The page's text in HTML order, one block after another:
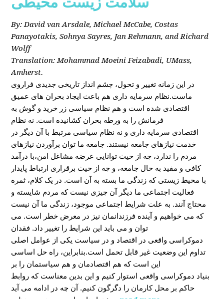
By: David van Arsdale, Michael McCabe, Costas
Panayotakis, Sohnya Sayres, Jan Rehmann, and Richard
Wolff
Translation: Mohammad Moeini Feizabadi, UMass,
Amherst.
در این زمانه تغییر و تحول، چشم انداز تاریخی جدیدی فراروی
ماست.نظام سرمایه داری هم باعث ایجاد بحران های عمیق
اقتصادی شده است و هم نظام سیاسی زر خرید و گوش به
فرمانش را به ورطه بحران کشانیده است. نه نظام
اقتصادی سرمایه داری و نه نظام سیاسی مرتبط با آن دیگر در
خدمت نیازهای جامعه نیستند. جامعه ما توان برآوردن نیازهای
مردم را ندارد، چه از حیث توانایی عرضه مشاغل امن،با درآمد
کافی و مفید به حال جامعه، و چه از حیث برقراری ارتباط پایدار
با محیط زیستی که زندگی ما بسته به آن است. در یک کلام، ثمره
فعالیت اجتماعی ما دیگر آن چیزی نیست که مردم شایسته و
محتاج آنند. به علت شرایط اجتماعی موجود، زندگی ما آن نیست
که می خواهیم و آینده فرزندانمان نیز در معرض خطر است. می
توان و می باید این شرایط را تغییر داد. فقدان
دموکراسی واقعی در اقتصاد و در سیاست یکی از عوامل اصلی
تداوم این وضعیت غیر قابل تحمل است.بنابراین، راه حل اساسی
این است که هم اقتصادمان و هم سیاستمان را بر
بنیاد دموکراسی واقعی استوار کنیم و این بدین معناست که روابط
حاکم بر محل کارمان را دگرگون کنیم. آن چه در ادامه می آید